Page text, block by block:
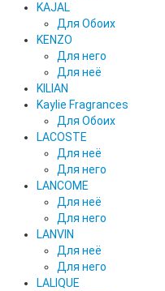
KAJAL
Для Обоих
KENZO
Для него
Для неё
KILIAN
Kaylie Fragrances
Для Обоих
LACOSTE
Для неё
Для него
LANCOME
Для неё
Для него
LANVIN
Для неё
Для него
LALIQUE